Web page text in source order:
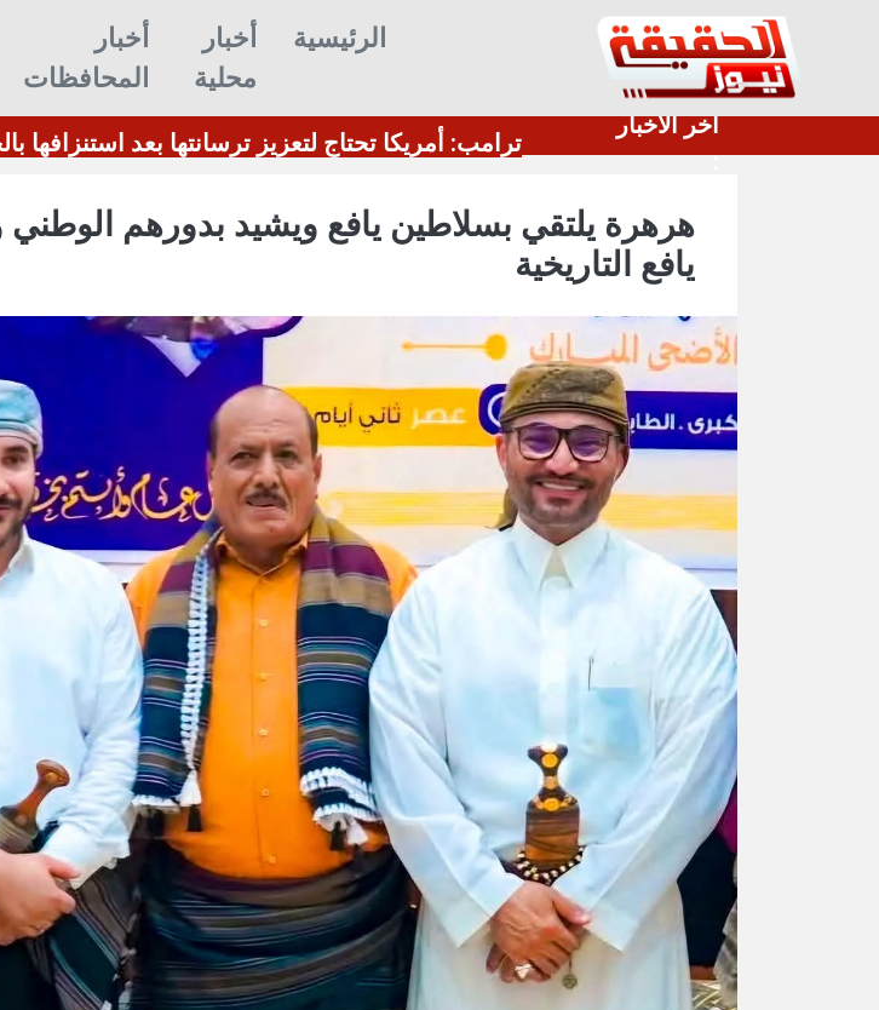
الرئيسية
أخبار
محلية
أخبار
المحافظات
أخر الأخبار
:
تسحب طائرات التزود بالوقود من مطار بن غوريون ترامب:
هرهرة يلتقي بسلاطين يافع ويشيد بدورهم الوطني
يافع التاريخية